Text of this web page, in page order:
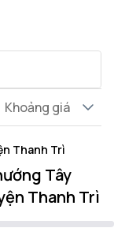
Khoảng giá
Thanh Trì
Tây
Thanh Trì